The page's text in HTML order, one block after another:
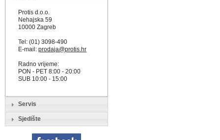
Protis d.o.o.
Nehajska 59
10000 Zagreb
Tel: (01) 3098-490
E-mail:prodaja@protis.hr
Radno vrijeme:
PON - PET 8:00 - 20:00
SUB 10:00 - 15:00
Servis
Sjedište